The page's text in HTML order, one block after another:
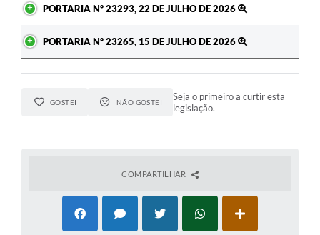
PORTARIA Nº 23293, 22 DE JULHO DE 2026
PORTARIA Nº 23265, 15 DE JULHO DE 2026
GOSTEI NÃO GOSTEI
Seja o primeiro a curtir esta
legislação.
COMPARTILHAR